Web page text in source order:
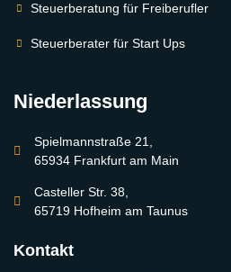
Steuerberatung für Freiberufler
Steuerberater für Start Ups
Niederlassung
Spielmannstraße 21,
65934 Frankfurt am Main
Casteller Str. 38,
65719 Hofheim am Taunus
Kontakt